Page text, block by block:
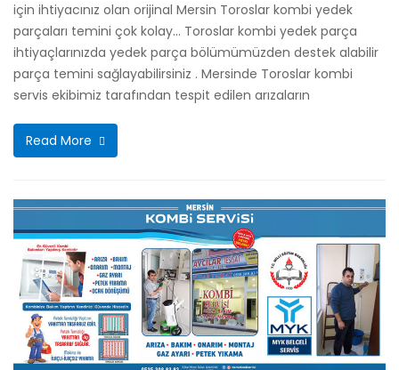
için ihtiyacınız olan orijinal Mersin Toroslar kombi yedek
parçaları temini çok kolay… Toroslar kombi yedek parça
ihtiyaçlarınızda yedek parça bölümümüzden destek alabilir
parça temini sağlayabilirsiniz . Mersinde Toroslar kombi
servis ekibimiz tarafından tespit edilen arızaların
Read More